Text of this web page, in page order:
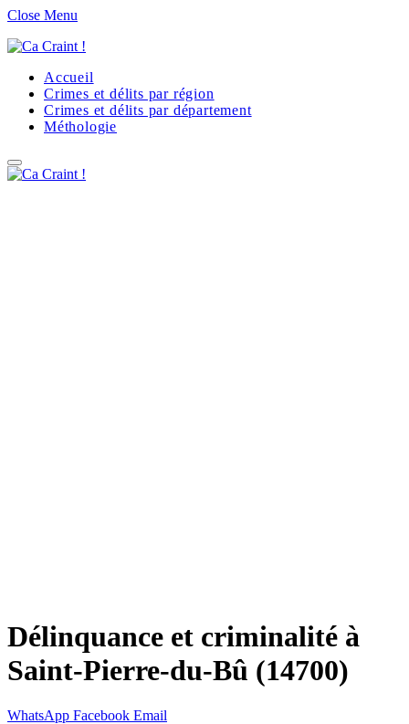
Close Menu
Accueil
Crimes et délits par région
Crimes et délits par département
Méthologie
Délinquance et criminalité à
Saint-Pierre-du-Bû (14700)
WhatsApp Facebook Email